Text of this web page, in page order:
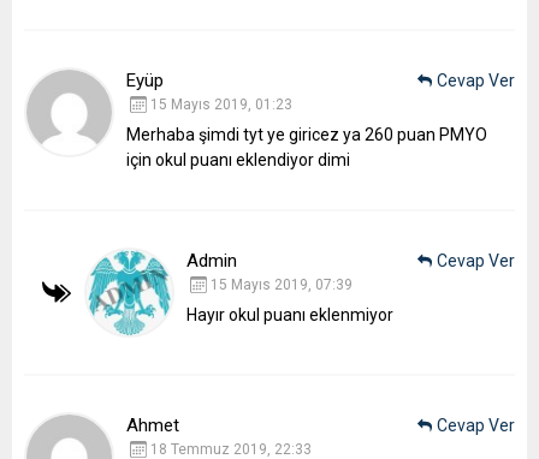
Eyüp
15 Mayıs 2019, 01:23
Merhaba şimdi tyt ye giricez ya 260 puan PMYO
için okul puanı eklendiyor dimi
Cevap Ver
Admin
15 Mayıs 2019, 07:39
Hayır okul puanı eklenmiyor
Cevap Ver
Ahmet
18 Temmuz 2019, 22:33
Cevap Ver